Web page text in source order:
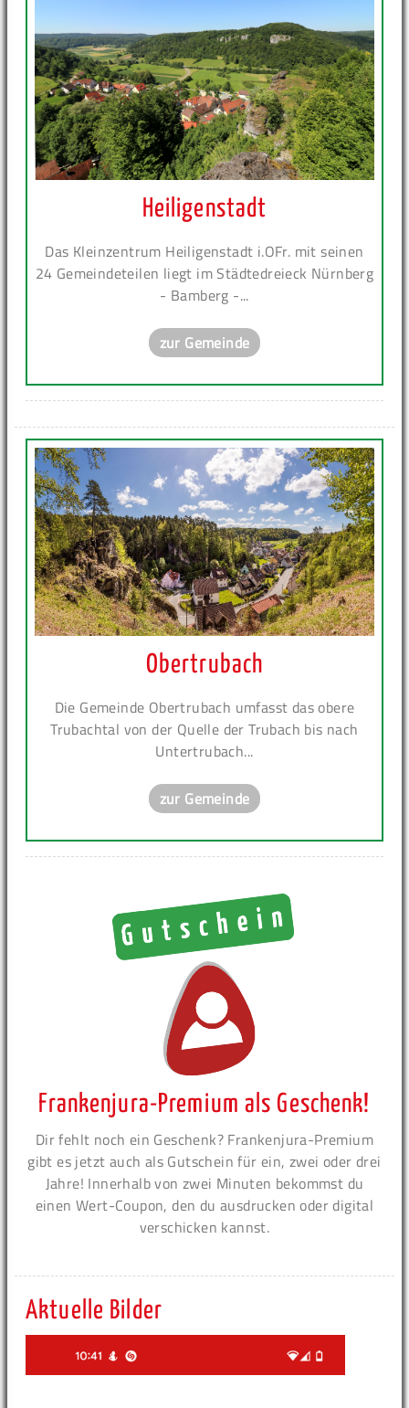
Heiligenstadt
Das Kleinzentrum Heiligenstadt i.OFr. mit seinen
24 Gemeindeteilen liegt im Städtedreieck Nürnberg
- Bamberg -...
zur Gemeinde
Obertrubach
Die Gemeinde Obertrubach umfasst das obere
Trubachtal von der Quelle der Trubach bis nach
Untertrubach...
zur Gemeinde
Frankenjura-Premium als Geschenk!
Dir fehlt noch ein Geschenk? Frankenjura-Premium
gibt es jetzt auch als Gutschein für ein, zwei oder drei
Jahre! Innerhalb von zwei Minuten bekommst du
einen Wert-Coupon, den du ausdrucken oder digital
verschicken kannst.
Aktuelle Bilder